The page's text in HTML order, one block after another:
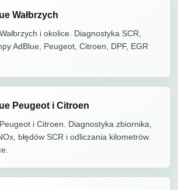
Wałbrzych
i okolice. Diagnostyka SCR,
AdBlue, Peugeot, Citroen, DPF, EGR
Peugeot i Citroen
i Citroen. Diagnostyka zbiornika,
błędów SCR i odliczania kilometrów.